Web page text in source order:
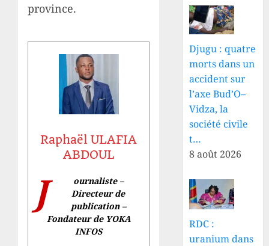
province.
Raphaël ULAFIA
ABDOUL
J
ournaliste –
Directeur de
publication –
Fondateur de YOKA
INFOS
Djugu : quatre
morts dans un
accident sur
l’axe Bud’O–
Vidza, la
société civile
t…
8 août 2026
RDC :
uranium dans